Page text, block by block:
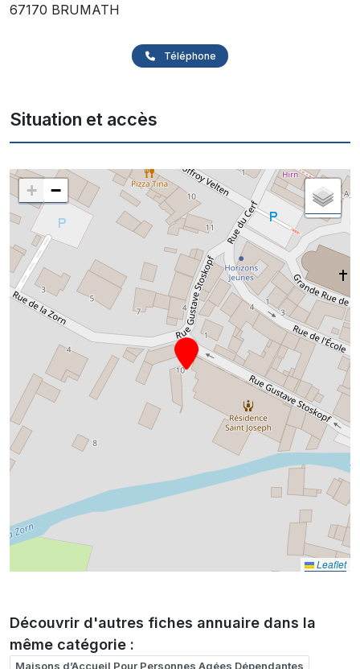
67170 BRUMATH
Téléphone
Situation et accès
+ −
Leaflet
Découvrir d'autres fiches annuaire dans la
même catégorie :
Maisons d’Accueil Pour Personnes Agées Dépendantes